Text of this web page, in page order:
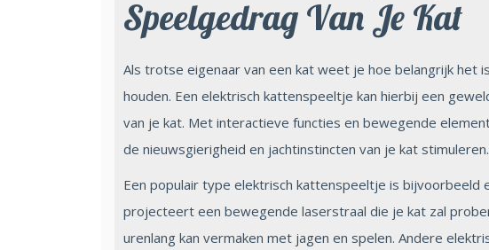
Speelgedrag Van Je Kat
Als trotse eigenaar van een kat weet je hoe belangrijk het
houden. Een elektrisch kattenspeeltje kan hierbij een
van je kat. Met interactieve functies en bewegende
de nieuwsgierigheid en jachtinstincten van je kat stimuleren.
Een populair type elektrisch kattenspeeltje is bijvoorbeeld
projecteert een bewegende laserstraal die je kat zal
urenlang kan vermaken met jagen en spelen. Andere